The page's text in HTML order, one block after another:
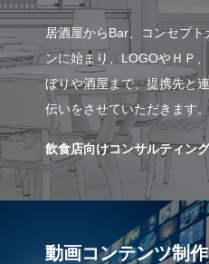
居酒屋からBar、コンセプ
ンに始まり、LOGOやＨＰ
ぼりや酒屋まで、提携先と
伝いをさせていただきます。
飲食店向けコンサルティング
動画コンテンツ制作